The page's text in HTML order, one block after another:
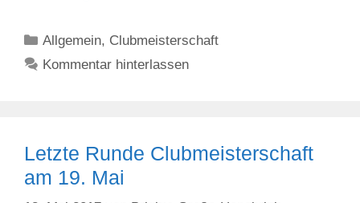
Kategorien
Allgemein, Clubmeisterschaft
Kommentar hinterlassen
Letzte Runde Clubmeisterschaft
am 19. Mai